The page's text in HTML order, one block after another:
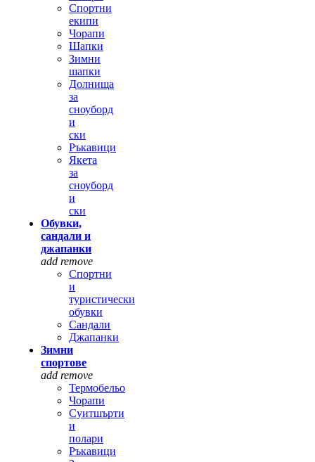
Спортни
екипи
Чорапи
Шапки
Зимни
шапки
Долнища
за
сноуборд
и
ски
Ръкавици
Якета
за
сноуборд
и
ски
Обувки,
сандали и
джапанки
add remove
Спортни
и
туристически
обувки
Сандали
Джапанки
Зимни
спортове
add remove
Термобельо
Чорапи
Суитшърти
и
полари
Ръкавици